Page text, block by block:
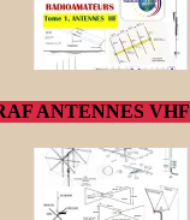
ANTENNES VHF